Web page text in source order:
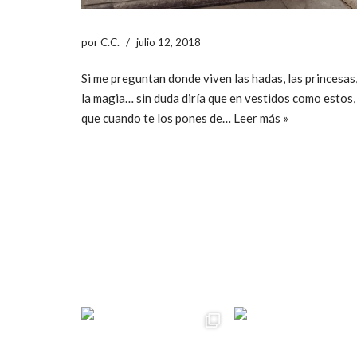
porC.C. julio 12, 2018
Si me preguntan donde viven las hadas, las princesas,
la magia… sin duda diría que en vestidos como estos,
que cuando te los pones de… Leer más »